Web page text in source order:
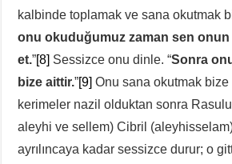
kalbinde toplamak ve sana okutmak
onu okuduğumuz zaman sen
et.”[8] Sessizce onu dinle. “Sonra
bize aittir.”[9] Onu sana okutmak bize
kerimeler nazil olduktan sonra
aleyhi ve sellem) Cibril
ayrılıncaya kadar sessizce durur; o